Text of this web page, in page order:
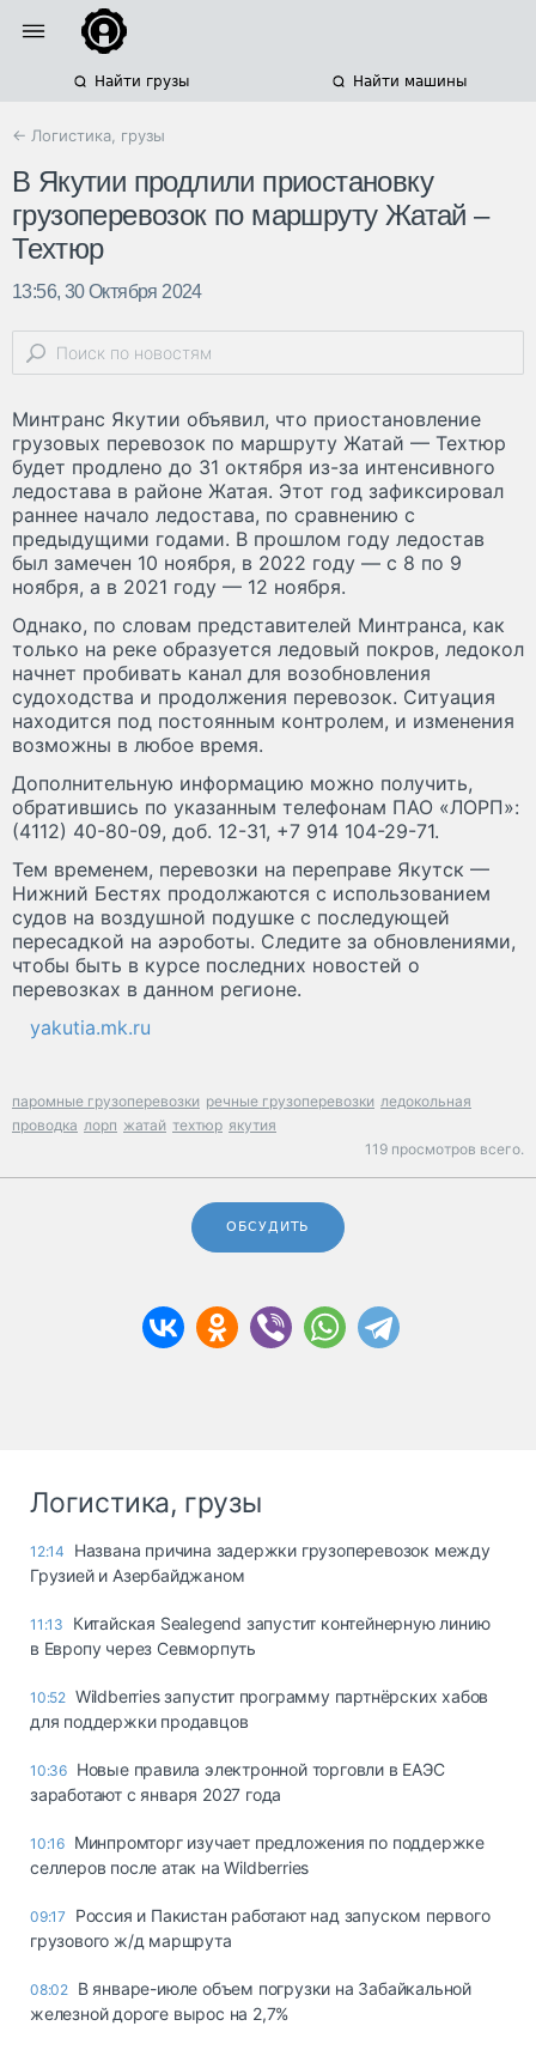
Найти грузы Найти машины
← Логистика, грузы
В Якутии продлили приостановку
грузоперевозок по маршруту Жатай –
Техтюр
13:56, 30 Октября 2024
Минтранс Якутии объявил, что приостановление
грузовых перевозок по маршруту Жатай — Техтюр
будет продлено до 31 октября из-за интенсивного
ледостава в районе Жатая. Этот год зафиксировал
раннее начало ледостава, по сравнению с
предыдущими годами. В прошлом году ледостав
был замечен 10 ноября, в 2022 году — с 8 по 9
ноября, а в 2021 году — 12 ноября.
Однако, по словам представителей Минтранса, как
только на реке образуется ледовый покров, ледокол
начнет пробивать канал для возобновления
судоходства и продолжения перевозок. Ситуация
находится под постоянным контролем, и изменения
возможны в любое время.
Дополнительную информацию можно получить,
обратившись по указанным телефонам ПАО «ЛОРП»:
(4112) 40-80-09, доб. 12-31, +7 914 104-29-71.
Тем временем, перевозки на переправе Якутск —
Нижний Бестях продолжаются с использованием
судов на воздушной подушке с последующей
пересадкой на аэроботы. Следите за обновлениями,
чтобы быть в курсе последних новостей о
перевозках в данном регионе.
yakutia.mk.ru
паромные грузоперевозки речные грузоперевозки ледокольная
проводка лорп жатай техтюр якутия
119 просмотров всего.
ОБСУДИТЬ
Логистика, грузы
12:14
Названа причина задержки грузоперевозок между
Грузией и Азербайджаном
11:13
Китайская Sealegend запустит контейнерную линию
в Европу через Севморпуть
10:52 Wildberries запустит программу партнёрских хабов
для поддержки продавцов
10:36 Новые правила электронной торговли в ЕАЭС
заработают с января 2027 года
10:16 Минпромторг изучает предложения по поддержке
селлеров после атак на Wildberries
09:17
Россия и Пакистан работают над запуском первого
грузового ж/д маршрута
08:02 В январе-июле объем погрузки на Забайкальной
железной дороге вырос на 2,7%